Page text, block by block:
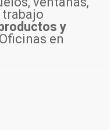
trabajo
y
en